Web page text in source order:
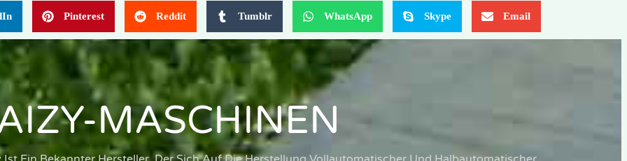
Pinterest Reddit Tumblr WhatsApp Skype Email
MASCHINEN